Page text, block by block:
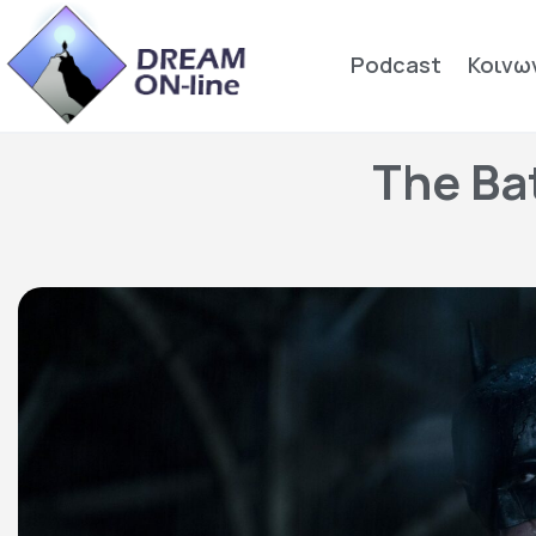
Podcast
The